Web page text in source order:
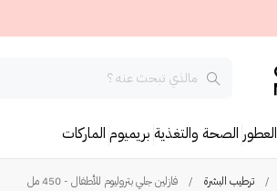
العطور الصحة والتغذية بريميوم الماركات
/ ترطيب البشرة / فازلين جلي بتروليوم للأطفال - 450 مل